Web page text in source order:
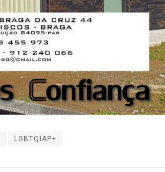
LGBTQIAP+